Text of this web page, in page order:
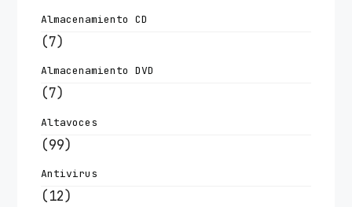
Almacenamiento CD
(7)
Almacenamiento DVD
(7)
Altavoces
(99)
Antivirus
(12)